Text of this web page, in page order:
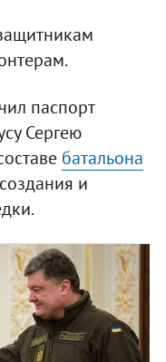
паспорт
Сергею
батальона
и